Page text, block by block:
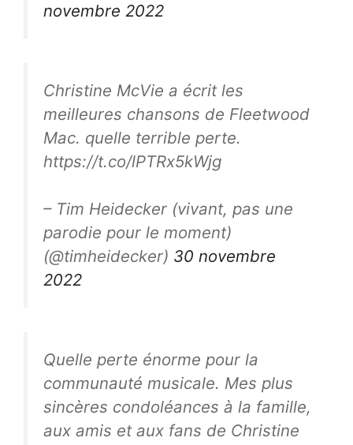
novembre 2022
Christine McVie a écrit les
meilleures chansons de Fleetwood
Mac. quelle terrible perte.
https://t.co/lPTRx5kWjg
– Tim Heidecker (vivant, pas une
parodie pour le moment)
(@timheidecker) 30 novembre
2022
Quelle perte énorme pour la
communauté musicale. Mes plus
sincères condoléances à la famille,
aux amis et aux fans de Christine